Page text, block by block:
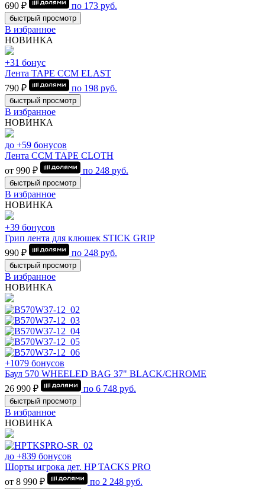
690 ₽
по 173 руб.
быстрый просмотр
В избранное
НОВИНКА
+31 бонус
Лента TAPE CCM ELAST
790 ₽
по 198 руб.
быстрый просмотр
В избранное
НОВИНКА
до +59 бонусов
Лента CCM TAPE CLOTH
от 990 ₽
по 248 руб.
быстрый просмотр
В избранное
НОВИНКА
+39 бонусов
Грип лента для клюшек STICK GRIP
990 ₽
по 248 руб.
быстрый просмотр
В избранное
НОВИНКА
+1079 бонусов
Баул 570 WHEELED BAG 37" BLACK/CHROME
26 990 ₽
по 6 748 руб.
быстрый просмотр
В избранное
НОВИНКА
до +839 бонусов
Шорты игрока дет. HP TACKS PRO
от 8 990 ₽
по 2 248 руб.